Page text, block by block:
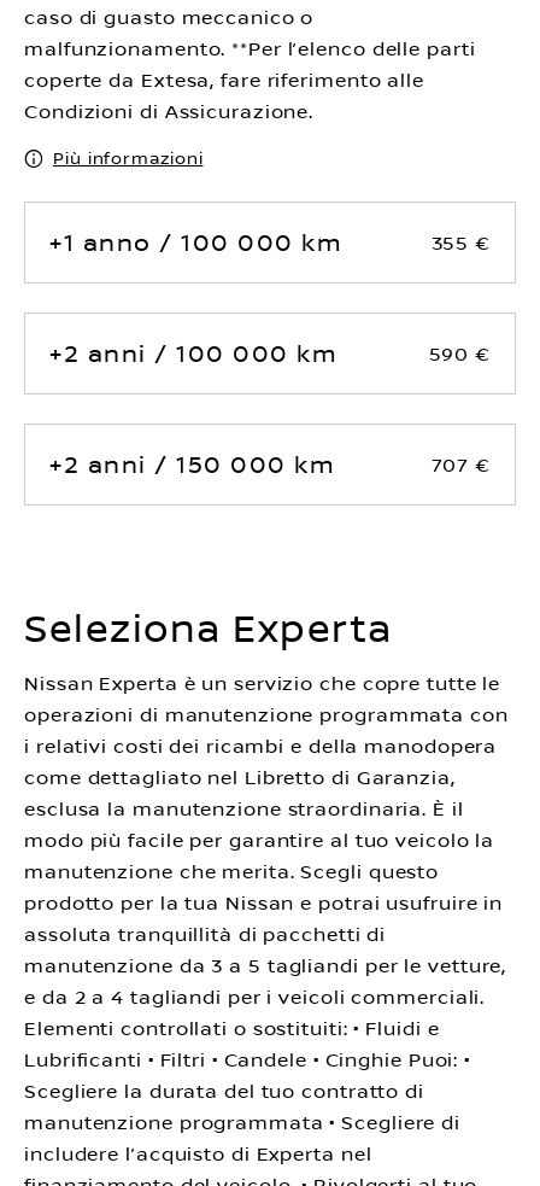
caso di guasto meccanico o
malfunzionamento. **Per l’elenco delle parti
coperte da Extesa, fare riferimento alle
Condizioni di Assicurazione.
Più informazioni
+1 anno / 100 000 km 355 €
+2 anni / 100 000 km 590 €
+2 anni / 150 000 km 707 €
Seleziona Experta
Nissan Experta è un servizio che copre tutte le
operazioni di manutenzione programmata con
i relativi costi dei ricambi e della manodopera
come dettagliato nel Libretto di Garanzia,
esclusa la manutenzione straordinaria. È il
modo più facile per garantire al tuo veicolo la
manutenzione che merita. Scegli questo
prodotto per la tua Nissan e potrai usufruire in
assoluta tranquillità di pacchetti di
manutenzione da 3 a 5 tagliandi per le vetture,
e da 2 a 4 tagliandi per i veicoli commerciali.
Elementi controllati o sostituiti: • Fluidi e
Lubrificanti • Filtri • Candele • Cinghie Puoi: •
Scegliere la durata del tuo contratto di
manutenzione programmata • Scegliere di
includere l’acquisto di Experta nel